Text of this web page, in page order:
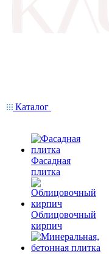
Каталог
Фасадная
плитка
Облицовочный
кирпич